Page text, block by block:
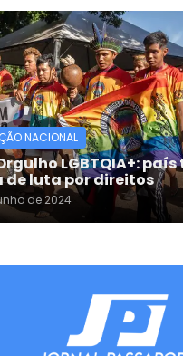
NACIONAL
LGBTQIA+:
de luta por direitos
de 2024